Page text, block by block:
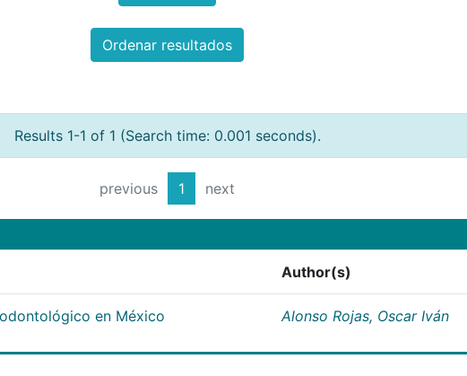
Ordenar resultados
Results 1-1 of 1 (Search time: 0.001 seconds).
previous 1 next
Author(s)
en México Alonso Rojas, Oscar Iván